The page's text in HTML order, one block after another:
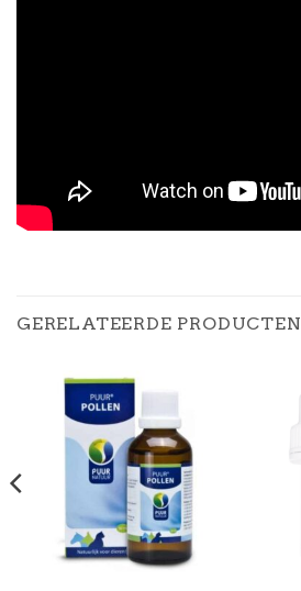
GERELATEERDE PRODUCTEN